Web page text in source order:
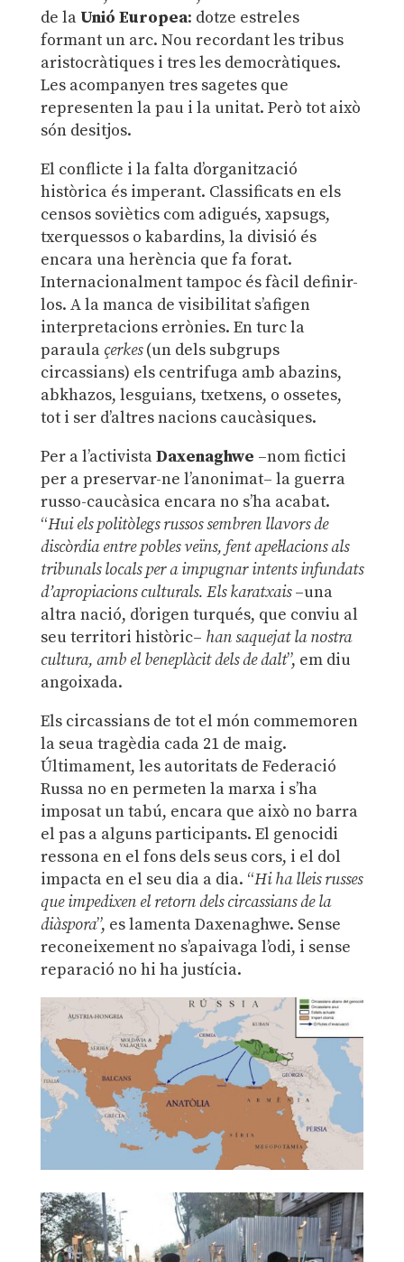
de la Unió Europea: dotze estreles
formant un arc. Nou recordant les tribus
aristocràtiques i tres les democràtiques.
Les acompanyen tres sagetes que
representen la pau i la unitat. Però tot això
són desitjos.
El conflicte i la falta d’organització
històrica és imperant. Classificats en els
censos soviètics com adigués, xapsugs,
txerquessos o kabardins, la divisió és
encara una herència que fa forat.
Internacionalment tampoc és fàcil definir-
los. A la manca de visibilitat s’afigen
interpretacions errònies. En turc la
paraula çerkes(un dels subgrups
circassians) els centrifuga amb abazins,
abkhazos, lesguians, txetxens, o ossetes,
tot i ser d’altres nacions caucàsiques.
Per a l’activistaDaxenaghwe –nom fictici
per a preservar-ne l’anonimat– la guerra
russo-caucàsica encara no s’ha acabat.
“Hui els politòlegs russos sembren llavors de
discòrdia entre pobles veïns, fent apel·lacions als
tribunals locals per a impugnar intents infundats
d’apropiacions culturals. Els karatxais–una
altra nació, d’origen turqués, que conviu al
seu territori històric– han saquejat la nostra
cultura, amb el beneplàcit dels de dalt”, em diu
angoixada.
Els circassians de tot el món commemoren
la seua tragèdia cada 21 de maig.
Últimament, les autoritats de Federació
Russa no en permeten la marxa i s’ha
imposat un tabú, encara que això no barra
el pas a alguns participants. El genocidi
ressona en el fons dels seus cors, i el dol
impacta en el seu dia a dia. “Hi ha lleis russes
que impedixen el retorn dels circassians de la
diàspora”, es lamenta Daxenaghwe. Sense
reconeixement no s’apaivaga l’odi, i sense
reparació no hi ha justícia.